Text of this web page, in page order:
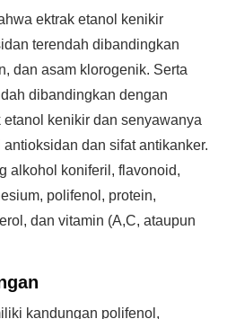
ektrak etanol kenikir
terendah dibandingkan
dan asam klorogenik. Serta
dibandingkan dengan
etanol kenikir dan senyawanya
dan sifat antikanker.
alkohol koniferil, flavonoid,
polifenol, protein,
dan vitamin (A,C, ataupun
kandungan polifenol,